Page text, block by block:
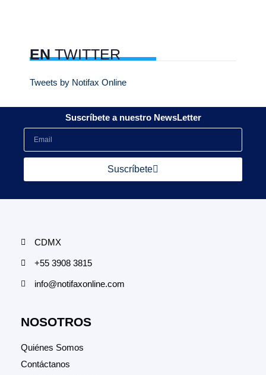
ENTWITTER
Tweets by Notifax Online
Suscríbete a nuestro NewsLetter
Suscríbete
CDMX
+55 3908 3815
info@notifaxonline.com
NOSOTROS
Quiénes Somos
Contáctanos